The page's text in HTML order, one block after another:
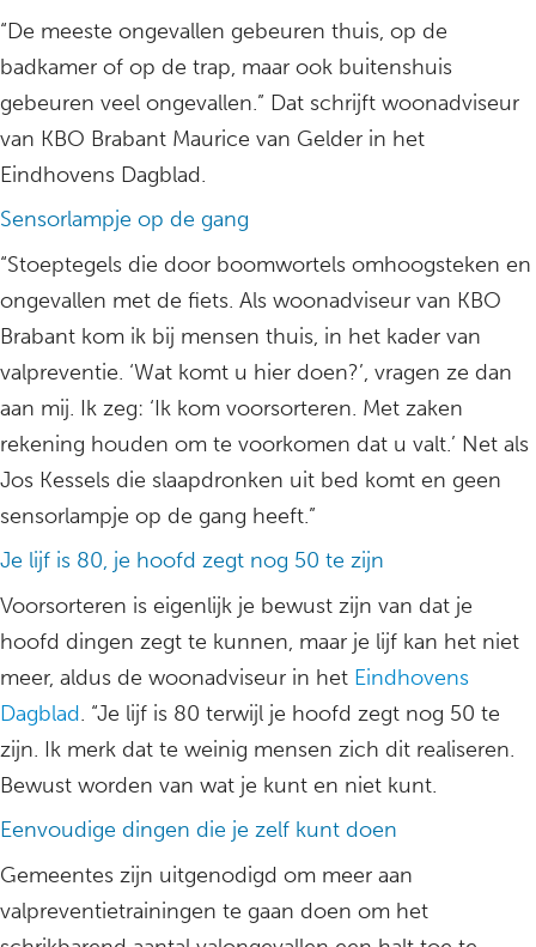
“De meeste ongevallen gebeuren thuis, op de
badkamer of op de trap, maar ook buitenshuis
gebeuren veel ongevallen.” Dat schrijft woonadviseur
van KBO Brabant Maurice van Gelder in het
Eindhovens Dagblad.
Sensorlampje op de gang
“Stoeptegels die door boomwortels omhoogsteken en
ongevallen met de fiets. Als woonadviseur van KBO
Brabant kom ik bij mensen thuis, in het kader van
valpreventie. ‘Wat komt u hier doen?’, vragen ze dan
aan mij. Ik zeg: ‘Ik kom voorsorteren. Met zaken
rekening houden om te voorkomen dat u valt.’ Net als
Jos Kessels die slaapdronken uit bed komt en geen
sensorlampje op de gang heeft.”
Je lijf is 80, je hoofd zegt nog 50 te zijn
Voorsorteren is eigenlijk je bewust zijn van dat je
hoofd dingen zegt te kunnen, maar je lijf kan het niet
meer, aldus de woonadviseur in het Eindhovens
Dagblad. “Je lijf is 80 terwijl je hoofd zegt nog 50 te
zijn. Ik merk dat te weinig mensen zich dit realiseren.
Bewust worden van wat je kunt en niet kunt.
Eenvoudige dingen die je zelf kunt doen
Gemeentes zijn uitgenodigd om meer aan
valpreventietrainingen te gaan doen om het